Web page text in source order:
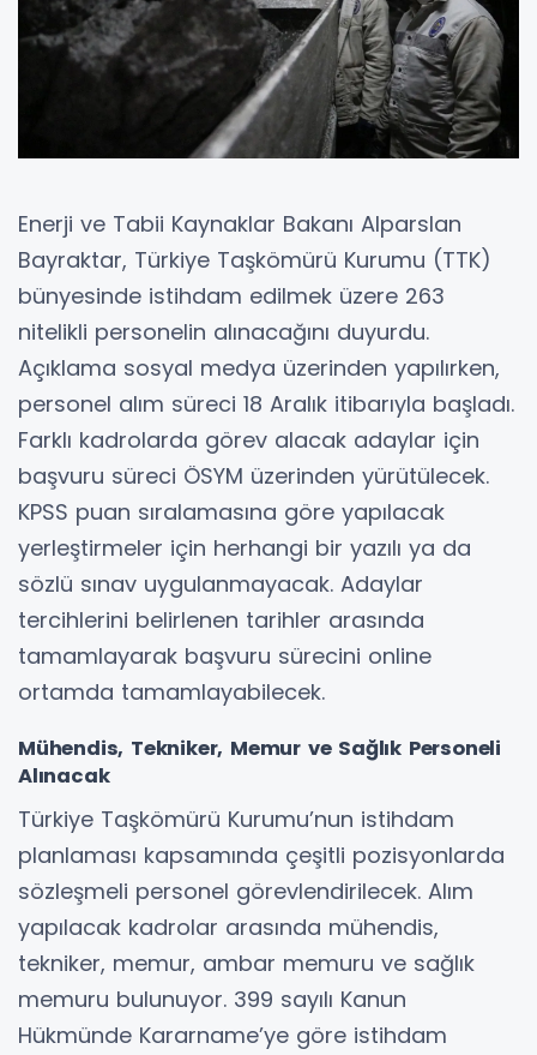
Enerji ve Tabii Kaynaklar Bakanı Alparslan
Bayraktar, Türkiye Taşkömürü Kurumu (TTK)
bünyesinde istihdam edilmek üzere 263
nitelikli personelin alınacağını duyurdu.
Açıklama sosyal medya üzerinden yapılırken,
personel alım süreci 18 Aralık itibarıyla başladı.
Farklı kadrolarda görev alacak adaylar için
başvuru süreci ÖSYM üzerinden yürütülecek.
KPSS puan sıralamasına göre yapılacak
yerleştirmeler için herhangi bir yazılı ya da
sözlü sınav uygulanmayacak. Adaylar
tercihlerini belirlenen tarihler arasında
tamamlayarak başvuru sürecini online
ortamda tamamlayabilecek.
Mühendis, Tekniker, Memur ve Sağlık Personeli
Alınacak
Türkiye Taşkömürü Kurumu’nun istihdam
planlaması kapsamında çeşitli pozisyonlarda
sözleşmeli personel görevlendirilecek. Alım
yapılacak kadrolar arasında mühendis,
tekniker, memur, ambar memuru ve sağlık
memuru bulunuyor. 399 sayılı Kanun
Hükmünde Kararname’ye göre istihdam